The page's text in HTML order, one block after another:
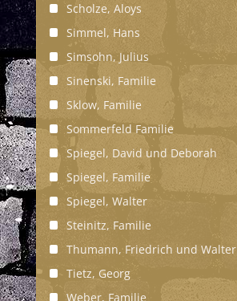
Scholze, Aloys
Simmel, Hans
Simsohn, Julius
Sinenski, Familie
Sklow, Familie
Sommerfeld Familie
Spiegel, David und Deborah
Spiegel, Familie
Spiegel, Walter
Steinitz, Familie
Thumann, Friedrich und Walter
Tietz, Georg
Weber, Familie